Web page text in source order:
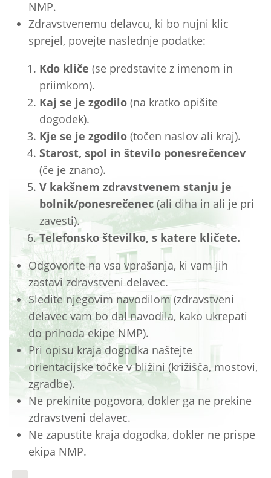
NMP.
Zdravstvenemu delavcu, ki bo nujni klic
sprejel, povejte naslednje podatke:
Kdo kliče (se predstavite z imenom in
priimkom).
Kaj se je zgodilo (na kratko opišite
dogodek).
Kje se je zgodilo (točen naslov ali kraj).
Starost, spol in število ponesrečencev
(če je znano).
V kakšnem zdravstvenem stanju je
bolnik/ponesrečenec (ali diha in ali je pri
zavesti).
Telefonsko številko, s katere kličete.
Odgovorite na vsa vprašanja, ki vam jih
zastavi zdravstveni delavec.
Sledite njegovim navodilom (zdravstveni
delavec vam bo dal navodila, kako ukrepati
do prihoda ekipe NMP).
Pri opisu kraja dogodka naštejte
orientacijske točke v bližini (križišča, mostovi,
zgradbe).
Ne prekinite pogovora, dokler ga ne prekine
zdravstveni delavec.
Ne zapustite kraja dogodka, dokler ne prispe
ekipa NMP.